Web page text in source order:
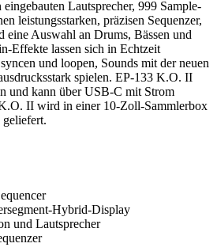
Lautsprecher, 999 Sample-
leistungsstarken, präzisen Sequenzer,
eine Auswahl an Drums, Bässen und
Effekte lassen sich in Echtzeit
und loopen, Sounds mit der neuen
spielen. EP-133 K.O. II
und kann über USB-C mit Strom
II wird in einer 10-Zoll-Sammlerbox
Hybrid-Display
und Lautsprecher